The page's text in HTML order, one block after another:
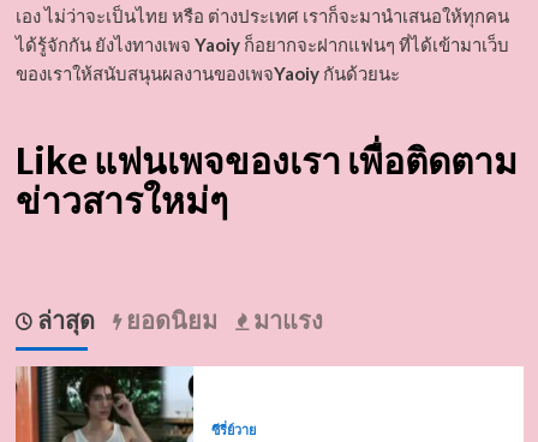
เอง ไม่ว่าจะเป็นไทย หรือ ต่างประเทศ เราก็จะมานำเสนอให้ทุกคน
ได้รู้จักกัน ยังไงทางเพจ Yaoiyก็อยากจะฝากแฟนๆ ที่ได้เข้ามาเว็บ
ของเราให้สนับสนุนผลงานของเพจYaoiyกันด้วยนะ
Like แฟนเพจของเรา เพื่อติดตาม
ข่าวสารใหม่ๆ
ล่าสุด ยอดนิยม มาแรง
ซีรี่ย์วาย